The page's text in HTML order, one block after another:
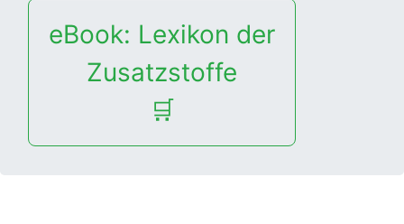
eBook: Lexikon der
Zusatzstoffe
🛒